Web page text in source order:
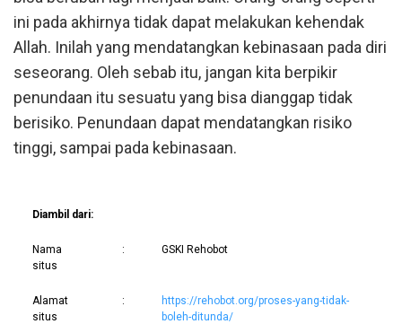
ini pada akhirnya tidak dapat melakukan kehendak
Allah. Inilah yang mendatangkan kebinasaan pada diri
seseorang. Oleh sebab itu, jangan kita berpikir
penundaan itu sesuatu yang bisa dianggap tidak
berisiko. Penundaan dapat mendatangkan risiko
tinggi, sampai pada kebinasaan.
Diambil dari:
Nama
situs
: GSKI Rehobot
Alamat
situs
:
https://rehobot.org/proses-yang-tidak-
boleh-ditunda/